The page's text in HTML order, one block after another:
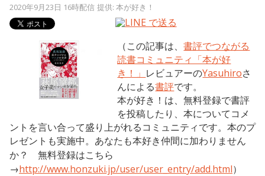
2020年9月23日 16時配信 提供: 本が好き！
（この記事は、書評でつながる
読書コミュニティ「本が好
き！」 レビュアーのYasuhiroさ
んによる書評です。
本が好き！は、無料登録で書評
を投稿したり、本についてコメ
ントを言い合って盛り上がれるコミュニティです。本のプ
レゼントも実施中。あなたも本好き仲間に加わりません
か？ 無料登録はこちら
→http://www.honzuki.jp/user/user_entry/add.html）